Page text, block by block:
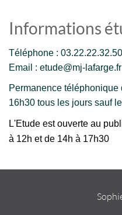
Informations
Téléphone :
Email : etude@mj-lafarge.fr
Permanence téléphonique
16h30 tous les jours sauf
L'Etude est ouverte au
à 12h et de 14h à 17h30